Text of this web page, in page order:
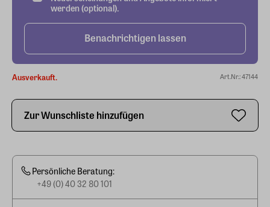
werden (optional).
Benachrichtigen lassen
Ausverkauft. Art.Nr.: 47144
Zur Wunschliste hinzufügen
Persönliche Beratung:
+49 (0) 40 32 80 101